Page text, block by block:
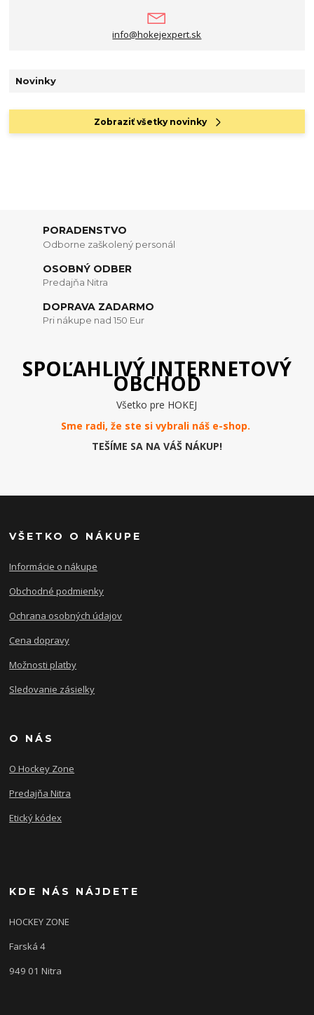
info@hokejexpert.sk
Novinky
Zobraziť všetky novinky
PORADENSTVO
Odborne zaškolený personál
OSOBNÝ ODBER
Predajňa Nitra
DOPRAVA ZADARMO
Pri nákupe nad 150 Eur
SPOĽAHLIVÝ INTERNETOVÝ
OBCHOD
Všetko pre HOKEJ
Sme radi, že ste si vybrali náš e-shop.
TEŠÍME SA NA VÁŠ NÁKUP!
VŠETKO O NÁKUPE
Informácie o nákupe
Obchodné podmienky
Ochrana osobných údajov
Cena dopravy
Možnosti platby
Sledovanie zásielky
O NÁS
O Hockey Zone
Predajňa Nitra
Etický kódex
KDE NÁS NÁJDETE
HOCKEY ZONE
Farská 4
949 01 Nitra